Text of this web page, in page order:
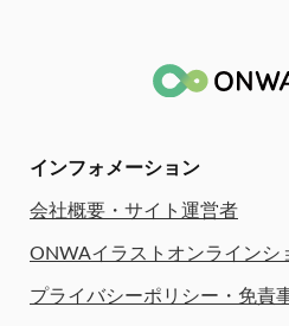
インフォメーション
会社概要・サイト運営者
ONWAイラストオンラインシ
プライバシーポリシー・免責